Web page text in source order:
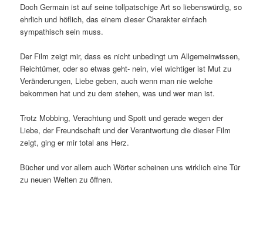
Doch Germain ist auf seine tollpatschige Art so liebenswürdig, so
ehrlich und höflich, das einem dieser Charakter einfach
sympathisch sein muss.
Der Film zeigt mir, dass es nicht unbedingt um Allgemeinwissen,
Reichtümer, oder so etwas geht- nein, viel wichtiger ist Mut zu
Veränderungen, Liebe geben, auch wenn man nie welche
bekommen hat und zu dem stehen, was und wer man ist.
Trotz Mobbing, Verachtung und Spott und gerade wegen der
Liebe, der Freundschaft und der Verantwortung die dieser Film
zeigt, ging er mir total ans Herz.
Bücher und vor allem auch Wörter scheinen uns wirklich eine Tür
zu neuen Welten zu öffnen.